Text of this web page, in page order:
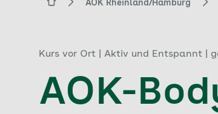
aok.de AOK Rheinland/Hamburg
Kurs vor Ort | Aktiv und Entspannt |
AOK-